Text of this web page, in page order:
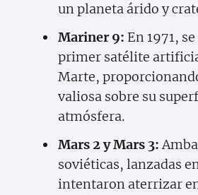
un planeta árido y
Mariner 9: En 1971,
primer satélite
Marte,
valiosa sobre su
atmósfera.
Mars 2 y Mars 3:
soviéticas, lanzadas
intentaron aterrizar